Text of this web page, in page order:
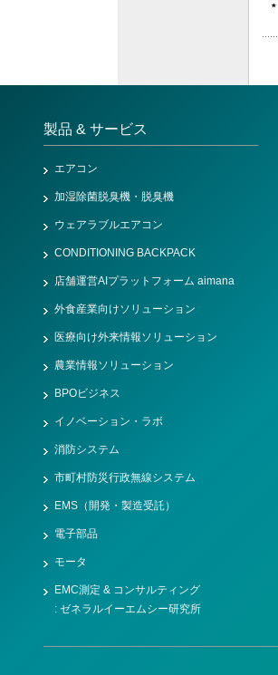
*
製品 & サービス
エアコン
加湿除菌脱臭機・脱臭機
ウェアラブルエアコン
CONDITIONING BACKPACK
店舗運営AIプラットフォーム aimana
外食産業向けソリューション
医療向け外来情報ソリューション
農業情報ソリューション
BPOビジネス
イノベーション・ラボ
消防システム
市町村防災行政無線システム
EMS（開発・製造受託）
電子部品
モータ
EMC測定 & コンサルティング
: ゼネラルイーエムシー研究所